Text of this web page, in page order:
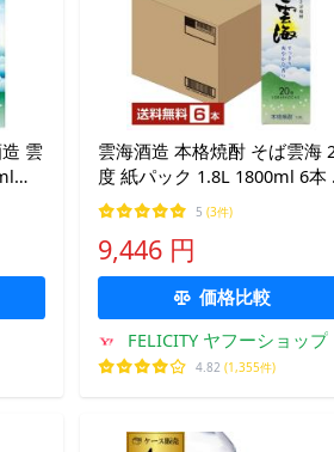
雲
雲海酒造 本格焼酎 そば雲海
度 紙パック 1.8L 1800ml 6本
ケース
5 (3件)
9,446 円
価格比較
FELICITY ヤフーショップ
4.82 (1,355件)